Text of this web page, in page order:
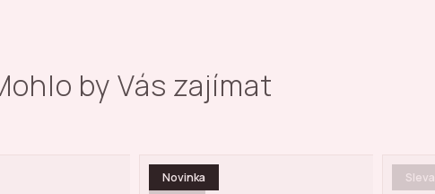
by Vás zajímat
Sleva Sleva